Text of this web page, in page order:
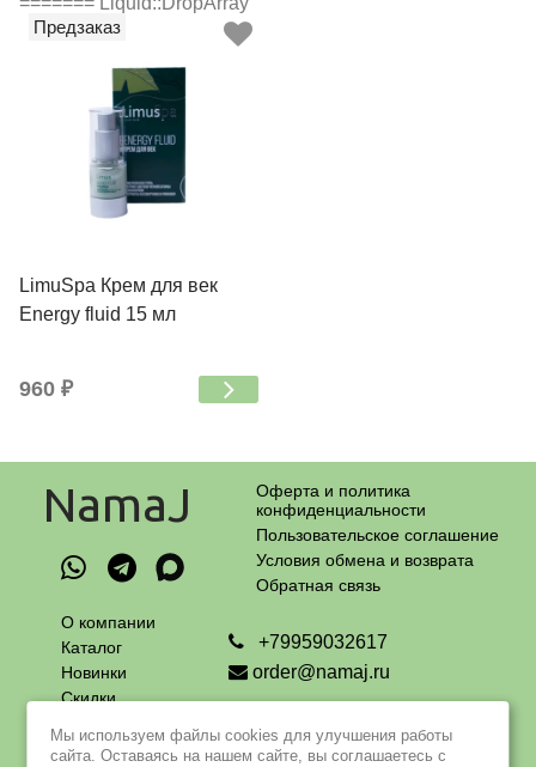
Предзаказ
LimuSpa Крем для век
Energy fluid 15 мл
960 ₽
NamaJ
Оферта и политика
конфиденциальности
Пользовательское соглашение
Условия обмена и возврата
Обратная связь
О компании
Каталог
Новинки
Скидки
и доставка
+79959032617
order@namaj.ru
г. Москва, Чечерский проезд, 90
пн - пт с 9 до 18 ч
Мы используем файлы cookies для улучшения работы
сайта. Оставаясь на нашем сайте, вы соглашаетесь с